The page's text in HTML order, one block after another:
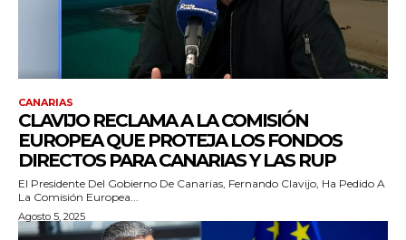
CANARIAS
CLAVIJO RECLAMA A LA COMISIÓN
EUROPEA QUE PROTEJA LOS FONDOS
DIRECTOS PARA CANARIAS Y LAS RUP
El Presidente Del Gobierno De Canarias, Fernando Clavijo, Ha Pedido A
La Comisión Europea...
Agosto 5, 2025